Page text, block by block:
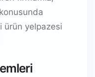
ürün yelpazesi